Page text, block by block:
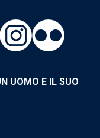
UOMO E IL SUO